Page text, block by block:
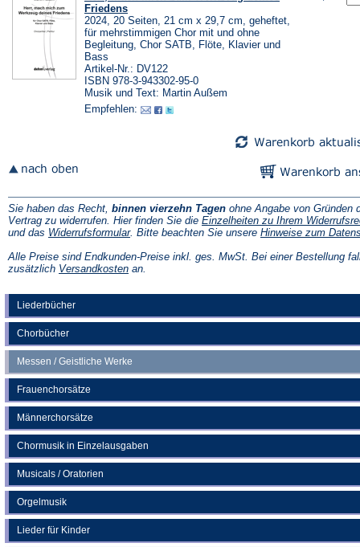
Liederbücher
Chorbücher
Messen / Geistliche Werke
Frauenchorsätze
Männerchorsätze
Chormusik in Einzelausgaben
Musicals / Oratorien
Orgelmusik
Lieder für Kinder
Friedens
2024, 20 Seiten, 21 cm x 29,7 cm, geheftet,
für mehrstimmigen Chor mit und ohne
Begleitung, Chor SATB, Flöte, Klavier und
Bass
Artikel-Nr.: DV122
ISBN 978-3-943302-95-0
Musik und Text: Martin Außem
Empfehlen:
Sie haben das Recht, binnen vierzehn Tagen ohne Angabe von Gründen
Vertrag zu widerrufen. Hier finden Sie die Einzelheiten zu Ihrem
und das Widerrufsformular(Öffnet
einem
neuen
. Bitte beachten Sie unsere Hinweise zum
Alle Preise sind Endkunden-Preise inkl. ges. MwSt. Bei einer Bestellung
zusätzlich Versandkosten(Öffnet
an.